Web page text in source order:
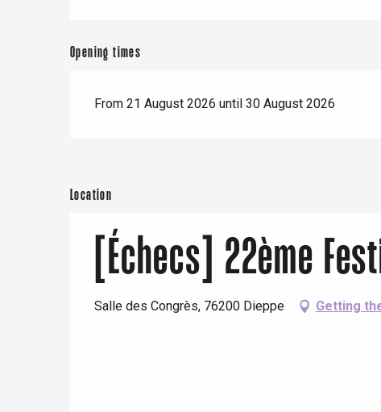
Paris 1h30
Opening times
From 21 August 2026 until 30 August 2026
Location
[Échecs] 22ème
Salle des Congrès, 76200 Dieppe Getting